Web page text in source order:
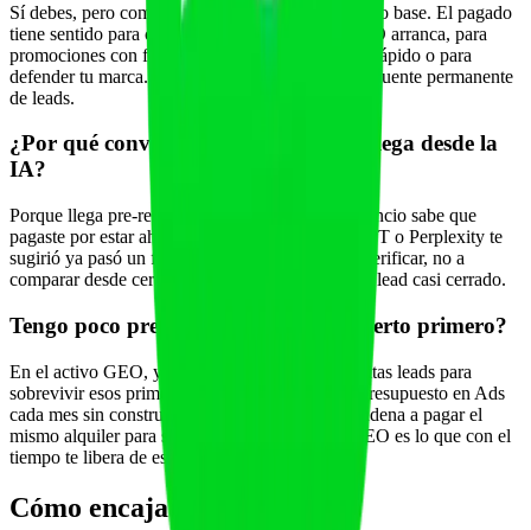
Sí debes, pero como herramienta puntual, no como base. El pagado
tiene sentido para cubrir el hueco mientras el GEO arranca, para
promociones con fecha, para validar un mensaje rápido o para
defender tu marca. El error es usarlo como única fuente permanente
de leads.
¿Por qué convierte mejor el lead que llega desde la
IA?
Porque llega pre-recomendado. El que ve un anuncio sabe que
pagaste por estar ahí; el que llega porque ChatGPT o Perplexity te
sugirió ya pasó un filtro de confianza y viene a verificar, no a
comparar desde cero. Por eso convierte como un lead casi cerrado.
Tengo poco presupuesto, ¿en qué invierto primero?
En el activo GEO, y usa el pagado solo si necesitas leads para
sobrevivir esos primeros meses. Gastar todo el presupuesto en Ads
cada mes sin construir nunca el contenido te condena a pagar el
mismo alquiler para siempre. La inversión en GEO es lo que con el
tiempo te libera de esa dependencia.
Cómo encaja Fitai Labs